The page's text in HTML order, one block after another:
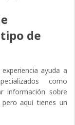
de
ayuda a
como
información sobre
pero aquí tienes un